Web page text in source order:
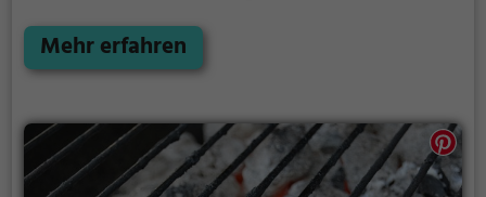
Grillplatzes: keine Nachbarn. Hier kann eine Feier
ruhig auch mal bis spät in die Nacht gehen und
den meisten Fällen unter euch und könnt
niemanden stören.
Mehr erfahren